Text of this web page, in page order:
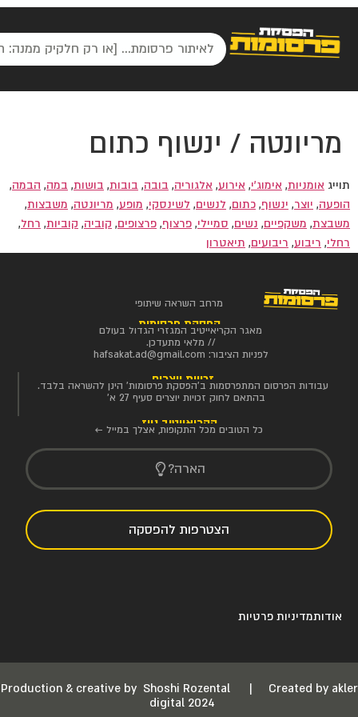
מריונטה / ינשוף כתום
תוייג אומניות, אימוג'י, אירוע, אלגוריה, בובה, בובות, בושות, במה, הבמה,
הופעה, יוצר, ינשוף, כתום, לנשים, לשינסקי, מופע, מריונטה, משבצות,
משבצת, משקפיים, נשים, סמיילי, פרצוף, פרצופים, קוביה, קוביות, רחל,
רחלי, ריבוע, ריבועים, תיאטרון
מרחב השראה שיתופי
הפסקת פרסומות
מאגר הקריאייטיב המגזרי הגדול בעולם
// מלאי מתעדכן.
לפניות הציבור: hafsakat.ad@gmail.com
זכויות יוצרים
עבודות הפרסום המתפרסמות ב'הפסקת פרסומות' הינן להשראה בלבד.
בהתאם לחוק זכויות יוצרים סעיף 27 א'
הקריאייטיב ניוז
כל הטובים מכל התקופות, אצלך במייל ←
הארה?
הצטרפות להפסקה
אודותמדיניות פרטיות
Production & creative by Shoshi Rozental | Created by akler
digital 2024